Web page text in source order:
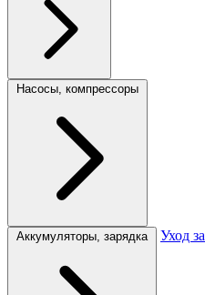
Насосы, компрессоры
Аккумуляторы, зарядка Уход за